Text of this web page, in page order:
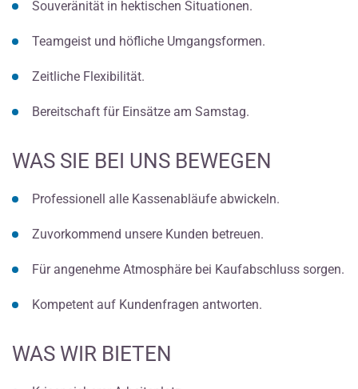
Souveränität in hektischen Situationen.
Teamgeist und höfliche Umgangsformen.
Zeitliche Flexibilität.
Bereitschaft für Einsätze am Samstag.
WAS SIE BEI UNS BEWEGEN
Professionell alle Kassenabläufe abwickeln.
Zuvorkommend unsere Kunden betreuen.
Für angenehme Atmosphäre bei Kaufabschluss sorgen.
Kompetent auf Kundenfragen antworten.
WAS WIR BIETEN